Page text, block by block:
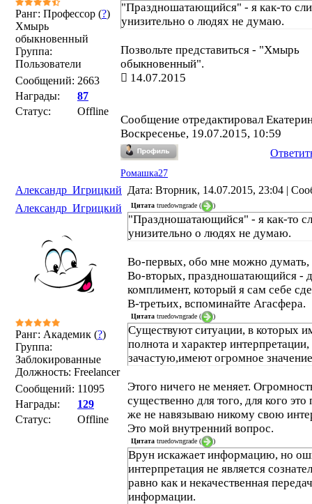
Ранг: Профессор (?)
Хмырь
обыкновенный
Группа:
Пользователи
Сообщений: 2663
Награды:
87
Статус:
Offline
"Праздношатающийся" - я как-то
унизительно о людях не думаю.
Позвольте представиться - "Хмырь
обыкновенный".
14.07.2015
Сообщение отредактировал
Воскресенье, 19.07.2015, 10:59
Ромашка27
Александр_Игрицкий Дата: Вторник, 14.07.2015, 23:04 |
Александр_Игрицкий
Ранг: Академик (?)
Группа:
Заблокированные
Должность: Freelancer
Сообщений: 11095
Награды:
129
Статус:
Offline
Цитата truedowngrade ( )
"Праздношатающийся" - я как-то
унизительно о людях не думаю.
Во-первых, обо мне можно думать,
Во-вторых, праздношатающийся -
комплимент, который я сам себе
В-третьих, вспоминайте Агасфера.
Цитата truedowngrade ( )
Существуют ситуации, в которых
полнота и характер интерпретации,
зачастую,имеют огромное
Этого ничего не меняет.
существенно для того, для кого это
же не навязываю никому свою
Это мой внутренний вопрос.
Цитата truedowngrade ( )
Врун искажает информацию, но
интерпретация не является
равно как и некачественная
информации.